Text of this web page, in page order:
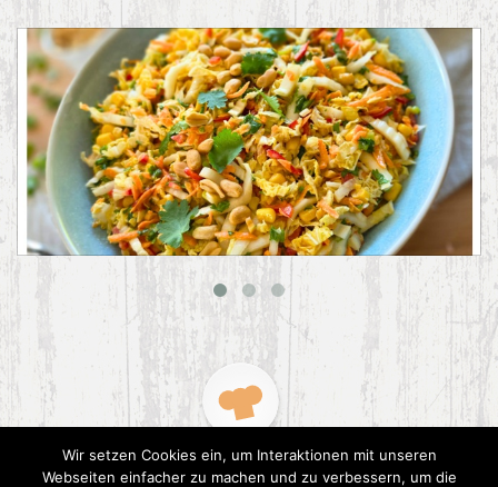
Asiatischer Chinakohl-Salat
Wir setzen Cookies ein, um Interaktionen mit unseren
Webseiten einfacher zu machen und zu verbessern, um die